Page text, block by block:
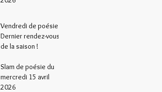
Vendredi de poésie |
Dernier rendez-vous
de la saison !
Slam de poésie du
mercredi 15 avril
2026